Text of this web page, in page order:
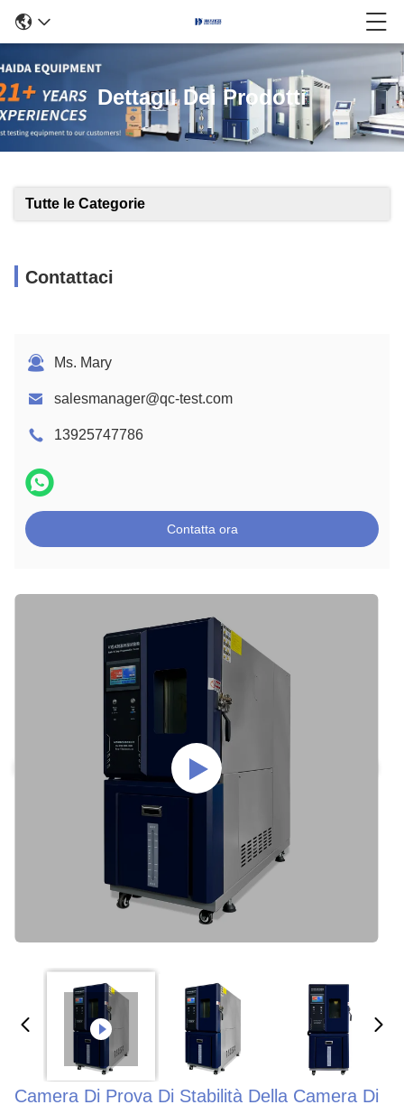
Dettagli Dei Prodotti
Tutte le Categorie
Contattaci
Ms. Mary
salesmanager@qc-test.com
13925747786
Contatta ora
Camera Di Prova Di Stabilità Della Camera Di